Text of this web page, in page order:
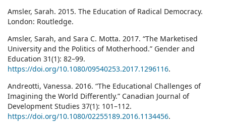
Amsler, Sarah. 2015. The Education of Radical Democracy.
London: Routledge.
Amsler, Sarah, and Sara C. Motta. 2017. “The Marketised
University and the Politics of Motherhood.” Gender and
Education 31(1): 82–99.
https://doi.org/10.1080/09540253.2017.1296116.
Andreotti, Vanessa. 2016. “The Educational Challenges of
Imagining the World Differently.” Canadian Journal of
Development Studies 37(1): 101–112.
https://doi.org/10.1080/02255189.2016.1134456.